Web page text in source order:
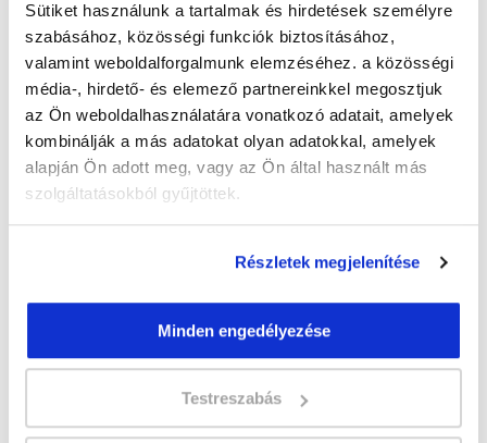
Sütiket használunk a tartalmak és hirdetések személyre
szabásához, közösségi funkciók biztosításához,
valamint weboldalforgalmunk elemzéséhez. a közösségi
média-, hirdető- és elemező partnereinkkel megosztjuk
az Ön weboldalhasználatára vonatkozó adatait, amelyek
kombinálják a más adatokat olyan adatokkal, amelyek
alapján Ön adott meg, vagy az Ön által használt más
szolgáltatásokból gyűjtöttek.
Részletek megjelenítése
Minden engedélyezése
Testreszabás
vendéglátói tanfolyamokról 2020-ban! Linkek
és részletek a szakmákról és a tanfolyamokról
a blogban! Nem csökken az induló
tanfolyamok száma A vendéglátóipari
TOVÁBB OLVASOM »
Hallottál valamilyen
tanfolyamokat érintő
változtatást, de